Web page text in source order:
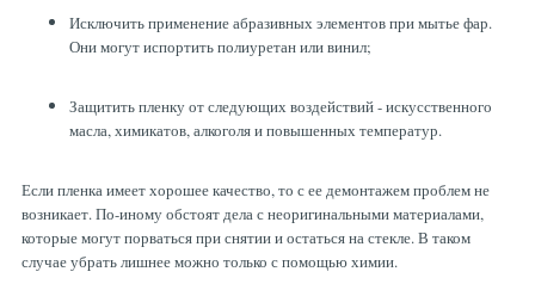
Исключить применение абразивных элементов при мытье фар.
Они могут испортить полиуретан или винил;
Защитить пленку от следующих воздействий - искусственного
масла, химикатов, алкоголя и повышенных температур.
Если пленка имеет хорошее качество, то с ее демонтажем проблем не
возникает. По-иному обстоят дела с неоригинальными материалами,
которые могут порваться при снятии и остаться на стекле. В таком
случае убрать лишнее можно только с помощью химии.